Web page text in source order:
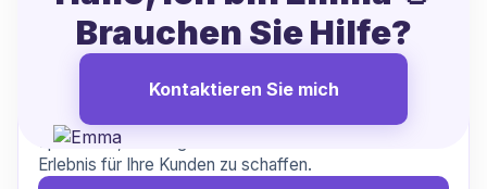
Bearbeiten Sie Kündigungen von
Xpendy?
Machen wir es einfacher
Arbeiten Sie mit uns zusammen, um Kündigungen zu
optimieren, Reibung zu reduzieren und ein besseres
Erlebnis für Ihre Kunden zu schaffen.
Brauchen Sie Hilfe?
Kontaktieren Sie mich